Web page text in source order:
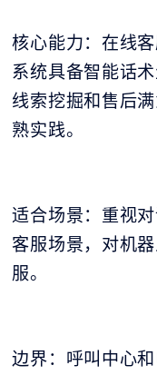
核心能力：在线
系统具备智能话
线索挖掘和售后
熟实践。
适合场景：重视
客服场景，对机
服。
边界：呼叫中心